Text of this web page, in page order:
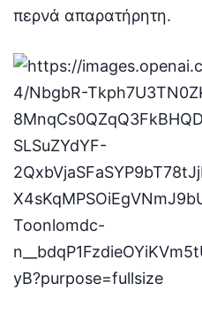
περνά απαρατήρητη.